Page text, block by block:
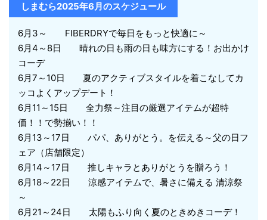
しまむら2025年6月のスケジュール
6月3～ FIBERDRYで毎日をもっと快適に～
6月4～8日 晴れの日も雨の日も味方にする！お出かけ
コーデ
6月7～10日 夏のアクティブスタイルを着こなしてカ
ッコよくアップデート！
6月11～15日 全力祭～注目の厳選アイテムが超特
価！！で勢揃い！！
6月13～17日 パパ、ありがとう。を伝える～父の日フ
ェア（店舗限定）
6月14～17日 推しキャラとありがとうを贈ろう！
6月18～22日 涼感アイテムで、暑さに備える 清涼祭
～
6月21～24日 太陽もふり向く夏のときめきコーデ！